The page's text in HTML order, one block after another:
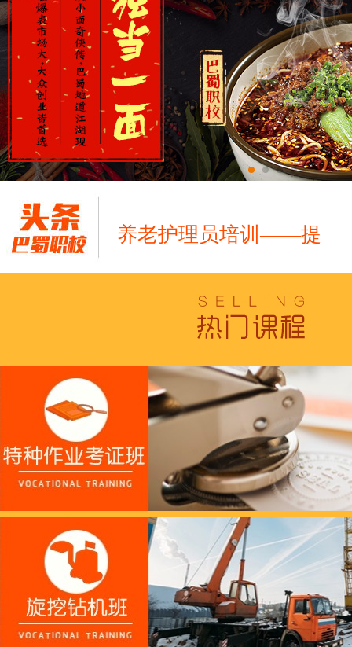
十二月：保持热爱，成
跟“emo”说拜拜！
浓浓端午情，欢乐“粽
这个春天，以爱之名，
跟“emo”说拜拜！
浓浓端午情，欢乐“粽
这个春天，以爱之名，
养老护理员培训——提
十二月：保持热爱，成
跟“emo”说拜拜！
浓浓端午情，欢乐“粽